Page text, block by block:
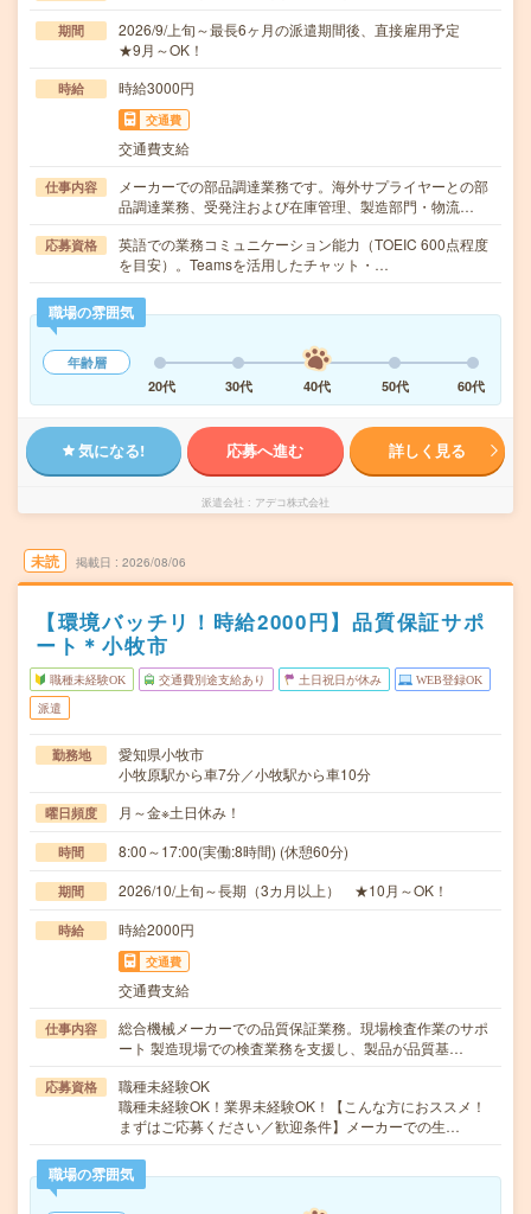
期間
2026/9/上旬～最長6ヶ月の派遣期間後、直接雇用予定
★9月～OK！
時給 時給3000円
交通費
交通費支給
仕事内容
メーカーでの部品調達業務です。海外サプライヤーとの部
品調達業務、受発注および在庫管理、製造部門・物流…
応募資格
英語での業務コミュニケーション能力（TOEIC 600点程度
を目安）。Teamsを活用したチャット・…
職場の雰囲気
年齢層
20代
30代 40代 50代 60代
気になる! 応募へ進む 詳しく見る
派遣会社 アデコ株式会社
未読 掲載日 2026/08/06
【環境バッチリ！時給2000円】品質保証サポ
ート＊小牧市
職種未経験OK 交通費別途支給あり 土日祝日が休み WEB登録OK
派遣
勤務地
愛知県小牧市
小牧原駅から車7分／小牧駅から車10分
曜日頻度 月～金※土日休み！
時間 8:00～17:00(実働:8時間) (休憩60分)
期間 2026/10/上旬～長期（3カ月以上） ★10月～OK！
時給 時給2000円
交通費
交通費支給
仕事内容
総合機械メーカーでの品質保証業務。現場検査作業のサポ
ート 製造現場での検査業務を支援し、製品が品質基…
応募資格
職種未経験OK
職種未経験OK！業界未経験OK！【こんな方におススメ！
まずはご応募ください／歓迎条件】メーカーでの生…
職場の雰囲気